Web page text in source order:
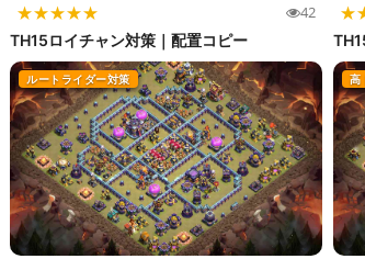
★★★★★ 42
TH15ロイチャン対策｜配置コピー
★
ルートライダー対策 高